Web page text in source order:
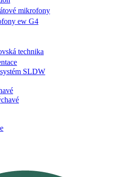
mikrofony
ew G4
technika
SLDW